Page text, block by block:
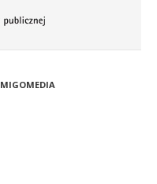
MIGOMEDIA